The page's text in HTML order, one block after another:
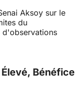
Aksoy sur le
du
d'observations
Bénéfice